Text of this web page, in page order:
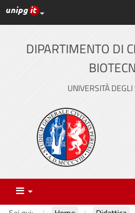
Vai
al
contenuto
principale
Link ai principali servizi
DIPARTIMENTO DI
UNIVERSITÀ
Menu